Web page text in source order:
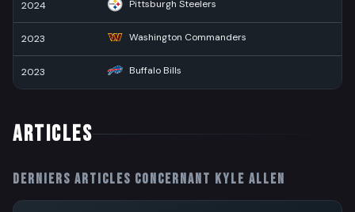
2024 Pittsburgh Steelers
2023 Washington Commanders
2023 Buffalo Bills
ARTICLES
Derniers articles concernant Kyle Allen